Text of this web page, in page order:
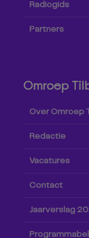
Radiogids
Partners
Omroep
Over Omroep
Redactie
Vacatures
Contact
Jaarverslag